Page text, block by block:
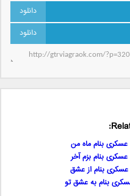
بنام ماه من
بنام بزم آخر
بنام از عشق
بنام به عشق تو